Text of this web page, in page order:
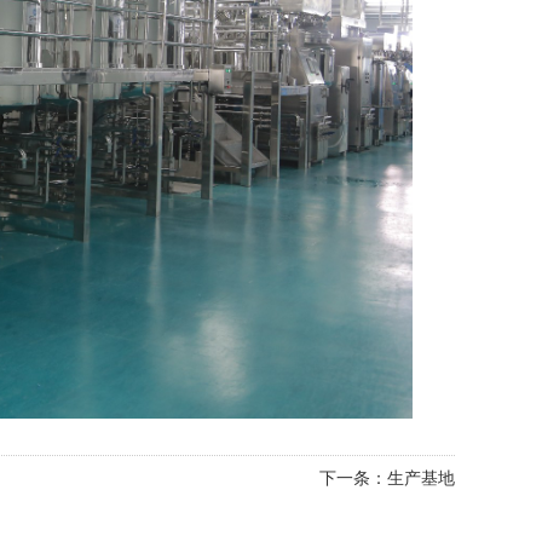
下一条： 生产基地